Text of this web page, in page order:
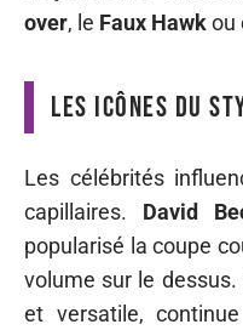
over, le Faux Hawkou
Les icônes du
Les célébrités
capillaires. David
popularisé la coupe
volume sur le
et versatile,